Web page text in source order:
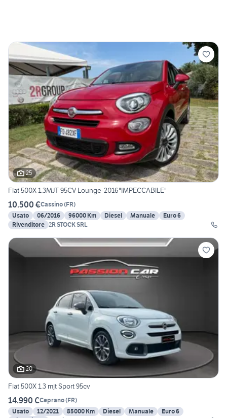
25
Fiat 500X 1.3MJT 95CV Lounge-2016"IMPECCABILE"
10.500 €Cassino(FR)
Usato
06/2016 96000 Km Diesel Manuale
Euro 6
Rivenditore 2R STOCK SRL
20
Fiat 500X 1.3 mjt Sport 95cv
14.990 €Ceprano(FR)
Usato
12/2021 85000 Km Diesel Manuale
Euro 6